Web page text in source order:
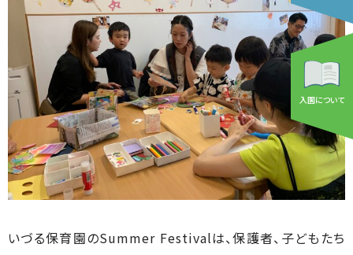
いづる保育園のSummer Festivalは、保護者、子どもたち
入園について